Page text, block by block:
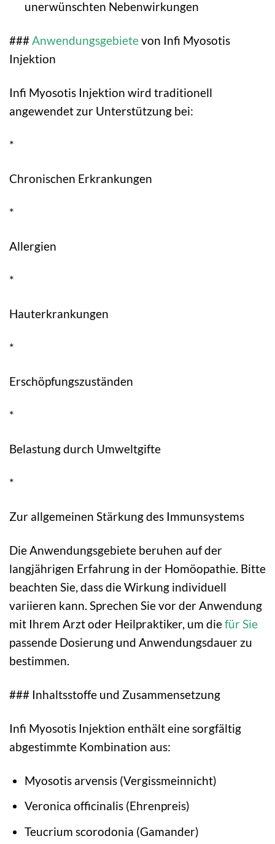
unerwünschten Nebenwirkungen
###Anwendungsgebietevon Infi Myosotis
Injektion
Infi Myosotis Injektion wird traditionell
angewendet zur Unterstützung bei:
*
Chronischen Erkrankungen
*
Allergien
*
Hauterkrankungen
*
Erschöpfungszuständen
*
Belastung durch Umweltgifte
*
Zur allgemeinen Stärkung des Immunsystems
Die Anwendungsgebiete beruhen auf der
langjährigen Erfahrung in der Homöopathie. Bitte
beachten Sie, dass die Wirkung individuell
variieren kann. Sprechen Sie vor der Anwendung
mit Ihrem Arzt oder Heilpraktiker, um diefür Sie
passende Dosierung und Anwendungsdauer zu
bestimmen.
### Inhaltsstoffe und Zusammensetzung
Infi Myosotis Injektion enthält eine sorgfältig
abgestimmte Kombination aus:
Myosotis arvensis (Vergissmeinnicht)
Veronica officinalis (Ehrenpreis)
Teucrium scorodonia (Gamander)